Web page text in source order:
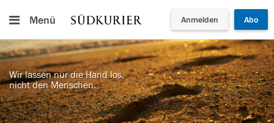
Menü Anmelden Abo
Wir lassen nur die Hand los,
nicht den Menschen.